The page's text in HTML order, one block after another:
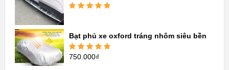
Bạt phủ xe oxford tráng nhôm siêu bền
Được xếp
750.000₫